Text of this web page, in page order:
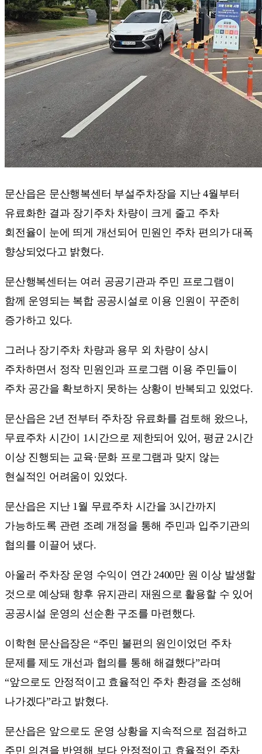
문산읍은 문산행복센터 부설주차장을 지난 4월부터
유료화한 결과 장기주차 차량이 크게 줄고 주차
회전율이 눈에 띄게 개선되어 민원인 주차 편의가 대폭
향상되었다고 밝혔다.
문산행복센터는 여러 공공기관과 주민 프로그램이
함께 운영되는 복합 공공시설로 이용 인원이 꾸준히
증가하고 있다.
그러나 장기주차 차량과 용무 외 차량이 상시
주차하면서 정작 민원인과 프로그램 이용 주민들이
주차 공간을 확보하지 못하는 상황이 반복되고 있었다.
문산읍은 2년 전부터 주차장 유료화를 검토해 왔으나,
무료주차 시간이 1시간으로 제한되어 있어, 평균 2시간
이상 진행되는 교육·문화 프로그램과 맞지 않는
현실적인 어려움이 있었다.
문산읍은 지난 1월 무료주차 시간을 3시간까지
가능하도록 관련 조례 개정을 통해 주민과 입주기관의
협의를 이끌어 냈다.
아울러 주차장 운영 수익이 연간 2400만 원 이상 발생할
것으로 예상돼 향후 유지관리 재원으로 활용할 수 있어
공공시설 운영의 선순환 구조를 마련했다.
이학현 문산읍장은 “주민 불편의 원인이었던 주차
문제를 제도 개선과 협의를 통해 해결했다”라며
“앞으로도 안정적이고 효율적인 주차 환경을 조성해
나가겠다”라고 밝혔다.
문산읍은 앞으로도 운영 상황을 지속적으로 점검하고
주민 의견을 반영해 보다 안정적이고 효율적인 주차